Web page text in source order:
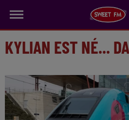
KYLIAN EST NÉ...